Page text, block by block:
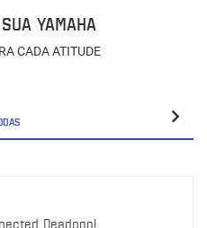
YAMAHA
CADA ATITUDE